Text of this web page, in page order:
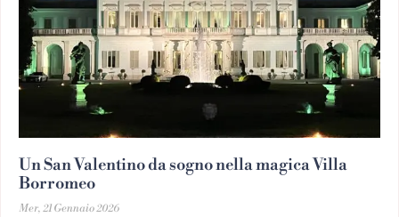
Un San Valentino da sogno nella magica Villa
Borromeo
Mer, 21 Gennaio 2026